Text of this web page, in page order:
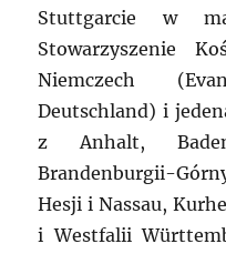
Stuttgarcie w
Stowarzyszenie
Niemczech
Deutschland) i
z Anhalt,
Brandenburgii-
Hesji i Nassau,
i Westfalii